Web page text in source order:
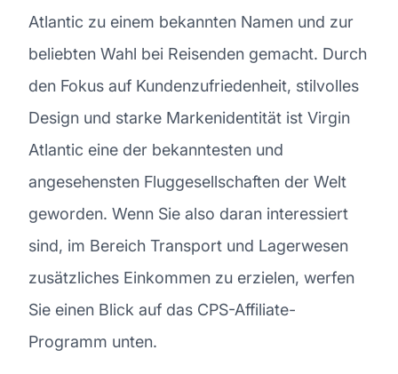
Atlantic zu einem bekannten Namen und zur
beliebten Wahl bei Reisenden gemacht. Durch
den Fokus auf Kundenzufriedenheit, stilvolles
Design und starke Markenidentität ist Virgin
Atlantic eine der bekanntesten und
angesehensten Fluggesellschaften der Welt
geworden. Wenn Sie also daran interessiert
sind, im Bereich Transport und Lagerwesen
zusätzliches Einkommen zu erzielen, werfen
Sie einen Blick auf das CPS-Affiliate-
Programm unten.